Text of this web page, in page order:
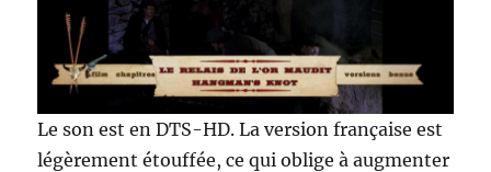
Le son est en DTS-HD. La version française est
légèrement étouffée, ce qui oblige à augmenter